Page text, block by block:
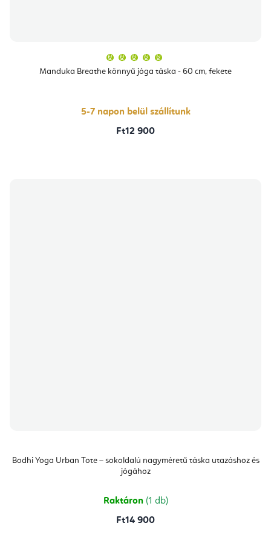
Manduka Breathe könnyű jóga táska - 60 cm, fekete
átlagos
értékelése
csillag.
5-7 napon belül szállítunk
Ft12 900
Bodhi Yoga Urban Tote – sokoldalú nagyméretű táska utazáshoz és
jógához
Raktáron (1 db)
Ft14 900